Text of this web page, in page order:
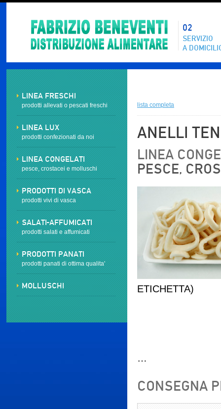
02
SERVIZIO
A
LINEA FRESCHI
prodotti allevati o pescati freschi
LINEA LUX
prodotti confezionati da noi
LINEA CONGELATI
pesce, crostacei e molluschi
PRODOTTI DI VASCA
prodotti vivi di vasca
SALATI-AFFUMICATI
prodotti salati e affumicati
PRODOTTI PANATI
prodotti panati di ottima qualita'
MOLLUSCHI
lista completa
ANELLI
LINEA
PESCE,
ETICHETTA)
…
CONSEGNA